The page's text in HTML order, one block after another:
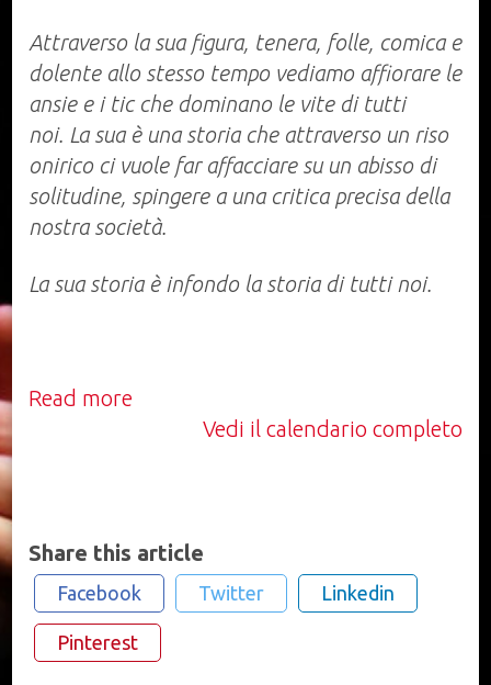
Attraverso la sua figura, tenera, folle, comica e
dolente allo stesso tempo vediamo affiorare le
ansie e i tic che dominano le vite di tutti
noi. La sua è una storia che attraverso un riso
onirico ci vuole far affacciare su un abisso di
solitudine, spingere a una critica precisa della
nostra società.
La sua storia è infondo la storia di tutti noi.
Read more
Vedi il calendario completo
Share this article
Facebook Twitter Linkedin
Pinterest